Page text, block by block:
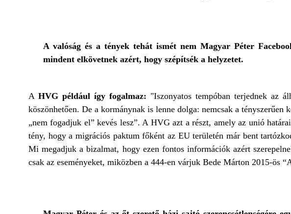
A valóság és a tények tehát ismét nem Magyar Péter
mindent elkövetnek azért, hogy szépítsék a helyzetet.
A HVG például így fogalmaz: "Iszonyatos tempóban terjednek az
köszönhetően. De a kormánynak is lenne dolga: nemcsak a
„nem fogadjuk el” kevés lesz”. A HVG azt a részt, amely az unió
tény, hogy a migrációs paktum főként az EU területén már bent
Mi megadjuk a bizalmat, hogy ezen fontos információk azért
csak az eseményeket, miközben a 444-en várjuk Bede Márton 2015-